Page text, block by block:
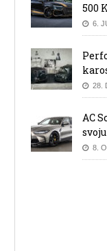
500
6.
28.
AC
8.